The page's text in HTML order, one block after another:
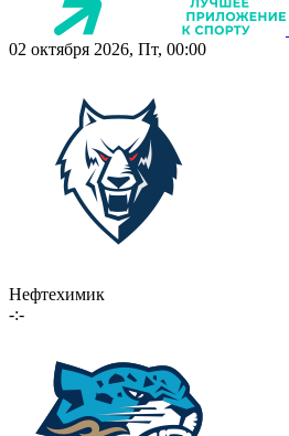
02 октября 2026, Пт, 00:00
Нефтехимик
-:-